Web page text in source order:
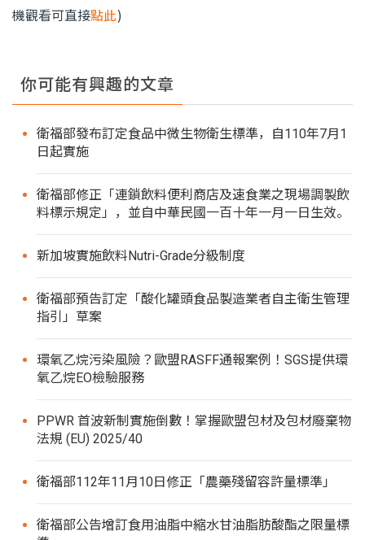
機觀看可直接點此)
你可能有興趣的文章
衛福部發布訂定食品中微生物衛生標準，自110年7月1
日起實施
衛福部修正「連鎖飲料便利商店及速食業之現場調製飲
料標示規定」，並自中華民國一百十年一月一日生效。
新加坡實施飲料Nutri-Grade分級制度
衛福部預告訂定「酸化罐頭食品製造業者自主衛生管理
指引」草案
環氧乙烷污染風險？歐盟RASFF通報案例！SGS提供環
氧乙烷EO檢驗服務
PPWR 首波新制實施倒數！掌握歐盟包材及包材廢棄物
法規 (EU) 2025/40
衛福部112年11月10日修正「農藥殘留容許量標準」
衛福部公告增訂食用油脂中縮水甘油脂肪酸酯之限量標